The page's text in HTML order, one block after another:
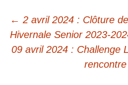
← 2 avril 2024 : Clôture
Hivernale Senior 2023-
09 avril 2024 : Challenge
rencontre